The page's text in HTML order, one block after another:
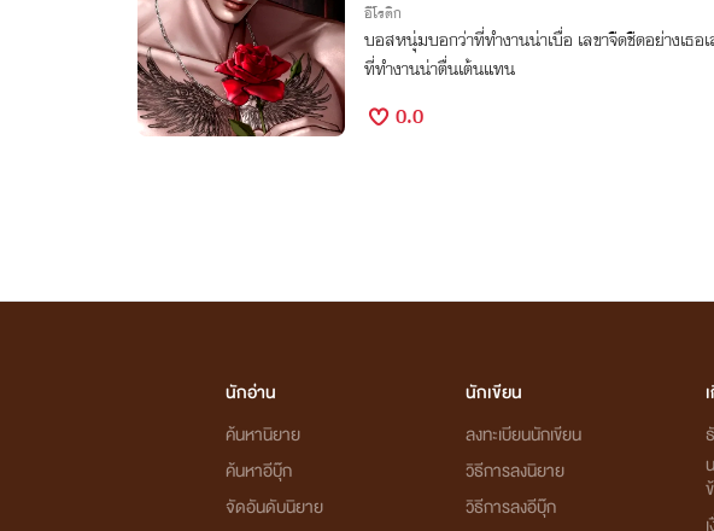
อีโรติก
บอสหนุ่มบอกว่าที่ทำงานน่าเบื่อ เลขาจืดชืดอย่างเธอ
ที่ทำงานน่าตื่นเต้นแทน
0.0
นักอ่าน
ค้นหานิยาย
ค้นหาอีบุ๊ก
จัดอันดับนิยาย
นักเขียน
ลงทะเบียนนักเขียน
วิธีการลงนิยาย
วิธีการลงอีบุ๊ก